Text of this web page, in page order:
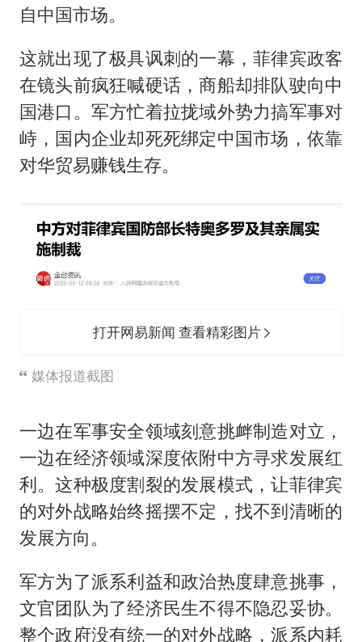
自中国市场。
这就出现了极具讽刺的一幕，菲律宾政客
在镜头前疯狂喊硬话，商船却排队驶向中
国港口。军方忙着拉拢域外势力搞军事对
峙，国内企业却死死绑定中国市场，依靠
对华贸易赚钱生存。
打开网易新闻 查看精彩图片
媒体报道截图
一边在军事安全领域刻意挑衅制造对立，
一边在经济领域深度依附中方寻求发展红
利。这种极度割裂的发展模式，让菲律宾
的对外战略始终摇摆不定，找不到清晰的
发展方向。
军方为了派系利益和政治热度肆意挑事，
文官团队为了经济民生不得不隐忍妥协。
整个政府没有统一的对外战略，派系内耗